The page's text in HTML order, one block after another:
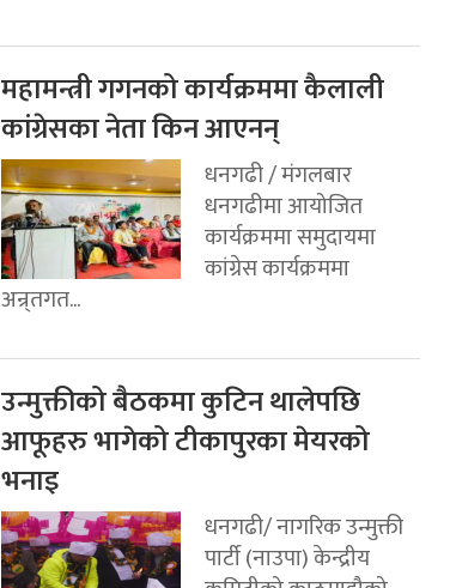
महामन्त्री गगनको कार्यक्रममा कैलाली
कांग्रेसका नेता किन आएनन्
धनगढी / मंगलबार
धनगढीमा आयोजित
कार्यक्रममा समुदायमा
कांग्रेस कार्यक्रममा
अन्र्तगत...
उन्मुक्तीको बैठकमा कुटिन थालेपछि
आफूहरु भागेको टीकापुरका मेयरको
भनाइ
धनगढी/ नागरिक उन्मुक्ती
पार्टी (नाउपा) केन्द्रीय